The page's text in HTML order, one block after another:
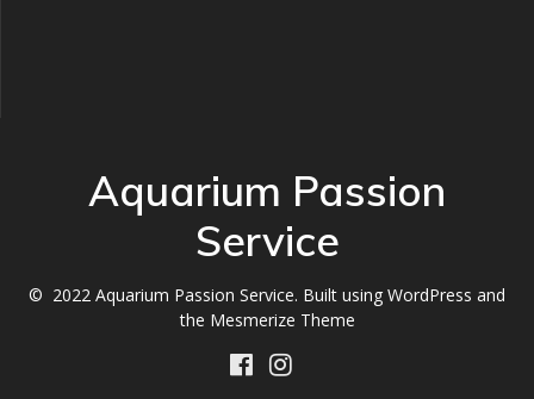
Aquarium Passion
Service
© 2022 Aquarium Passion Service. Built using WordPress and
the Mesmerize Theme